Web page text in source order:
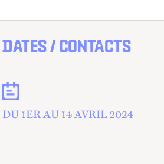
DATES / CONTACTS
Dates
DU 1ER AU 14 AVRIL 2024